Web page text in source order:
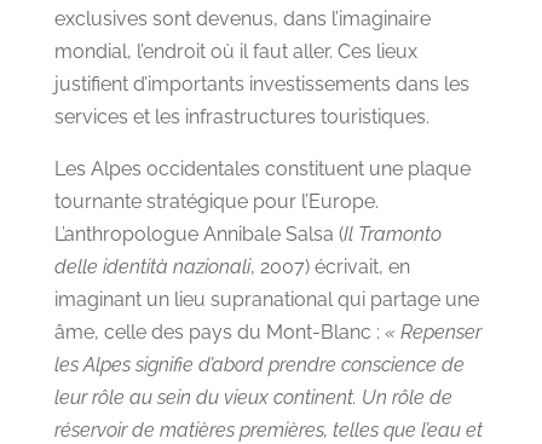
exclusives sont devenus, dans l’imaginaire
mondial, l’endroit où il faut aller. Ces lieux
justifient d’importants investissements dans les
services et les infrastructures touristiques.
Les Alpes occidentales constituent une plaque
tournante stratégique pour l’Europe.
L’anthropologue Annibale Salsa (Il Tramonto
delle identità nazionali, 2007) écrivait, en
imaginant un lieu supranational qui partage une
âme, celle des pays du Mont-Blanc : « Repenser
les Alpes signifie d’abord prendre conscience de
leur rôle au sein du vieux continent. Un rôle de
réservoir de matières premières, telles que l’eau et